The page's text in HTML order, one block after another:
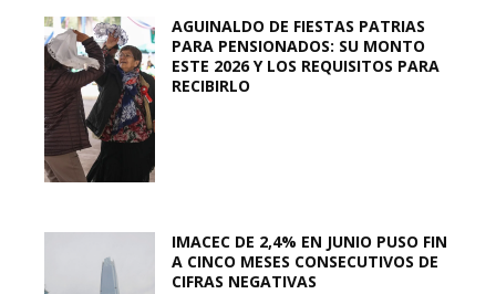
AGUINALDO DE FIESTAS PATRIAS
PARA PENSIONADOS: SU MONTO
ESTE 2026 Y LOS REQUISITOS PARA
RECIBIRLO
IMACEC DE 2,4% EN JUNIO PUSO FIN
A CINCO MESES CONSECUTIVOS DE
CIFRAS NEGATIVAS